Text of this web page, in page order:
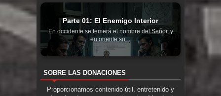
Parte 01: El Enemigo Interior
En occidente se temerá el nombre del Señor, y
en oriente su ...
SOBRE LAS DONACIONES
Proporcionamos contenido útil, entretenido y